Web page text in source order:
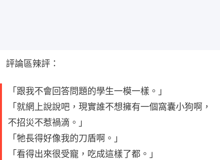
評論區辣評：
「跟我不會回答問題的學生一模一樣。」
「就網上說說吧，現實誰不想擁有一個窩囊小狗啊，
不招災不惹禍滴。」
「牠長得好像我的刀盾啊。」
「看得出來很受寵，吃成這樣了都。」